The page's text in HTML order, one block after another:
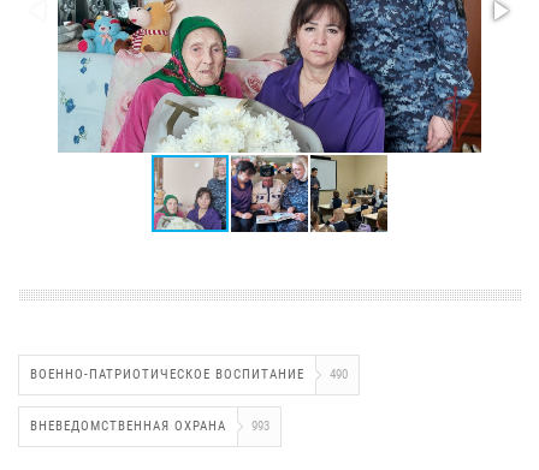
ВОЕННО-ПАТРИОТИЧЕСКОЕ ВОСПИТАНИЕ 490
ВНЕВЕДОМСТВЕННАЯ ОХРАНА 993